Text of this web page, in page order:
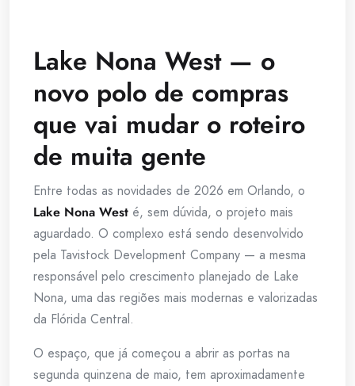
Lake Nona West — o
novo polo de compras
que vai mudar o roteiro
de muita gente
Entre todas as novidades de 2026 em Orlando, o
Lake Nona West é, sem dúvida, o projeto mais
aguardado. O complexo está sendo desenvolvido
pela Tavistock Development Company — a mesma
responsável pelo crescimento planejado de Lake
Nona, uma das regiões mais modernas e valorizadas
da Flórida Central.
O espaço, que já começou a abrir as portas na
segunda quinzena de maio, tem aproximadamente